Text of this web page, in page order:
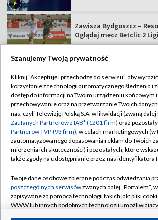
Zawisza Bydgoszcz –
Oglądaj mecz Betclic 2 Ligi
TVP
Abonament TVP
Sklep TVP
Biuro Reklamy
Oferta Handlowa
Emisja w TVP
Rada Programowa
Ogłoszenia
Regulamin TVP
Polityka prywatności
Moje zgody
Biuro reklamy
Kanały
Szanujemy Twoją prywatność
Kliknij "Akceptuję i przechodzę do serwisu", aby
korzystanie z technologii automatycznego śledzenia i
dostęp do informacji na Twoim urządzeniu końcowym i
przechowywanie oraz na przetwarzanie Twoich
nas, czyli Telewizję Polską S.A. w likwidacji (zwaną dalej
Zaufanych Partnerów z IAB* (1201 firm) oraz
Partnerów TVP (93 firm), w celach marketingowych (w
zautomatyzowanego dopasowania reklam do Twoich
mierzenia ich skuteczności) i pozostałych, które
także zgody na udostępnianie przez nas identyfikatora
Twoje dane osobowe zbierane podczas odwiedzania
poszczególnych serwisówzwanych dalej „Portalem”,
zapisywane za pomocą technologii takich jak: pliki
WWW lub innych podobnych technologii